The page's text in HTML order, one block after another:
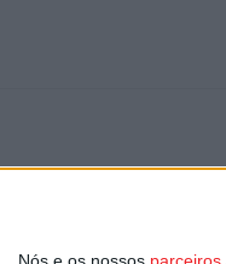
Nós e os nossos parceiros
Municipal para